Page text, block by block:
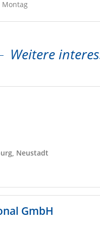
Weitere
Neustadt
GmbH